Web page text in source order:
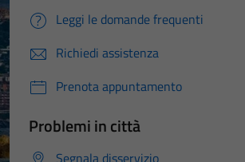
Leggi le domande frequenti
Richiedi assistenza
Prenota appuntamento
Problemi in città
Segnala disservizio